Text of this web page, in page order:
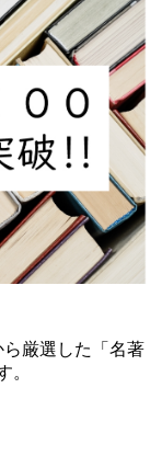
厳選した「名著
。